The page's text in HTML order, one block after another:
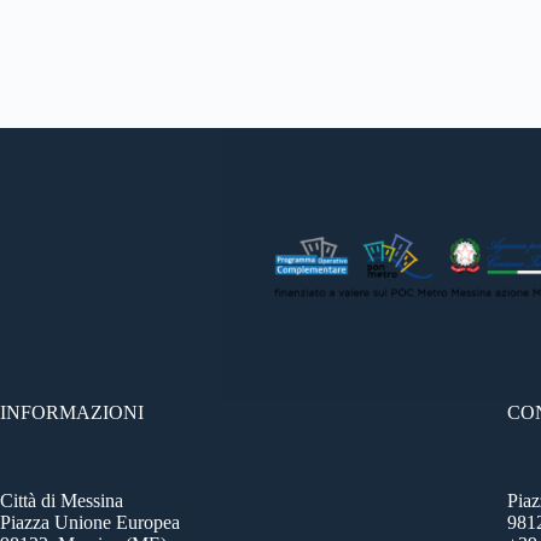
INFORMAZIONI
Città di Messina
Piazza Unione Europea